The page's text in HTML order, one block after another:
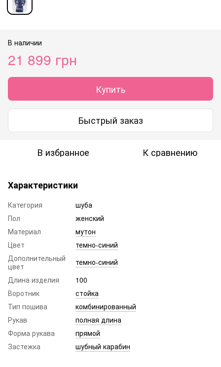
В наличии
21 899 грн
Купить
Быстрый заказ
В избранное К сравнению
Характеристики
Категория
шуба
Пол
женский
Материал
мутон
Цвет
темно-синий
Дополнительный
цвет
темно-синий
Длина изделия
100
Воротник
стойка
Тип пошива
комбинированный
Рукав
полная длина
Форма рукава
прямой
Застежка
шубный карабин